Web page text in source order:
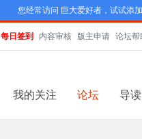
您经常访问 巨大爱好者，试试添
每日签到 内容审核 版主申请 论坛帮
我的关注 论坛 导读